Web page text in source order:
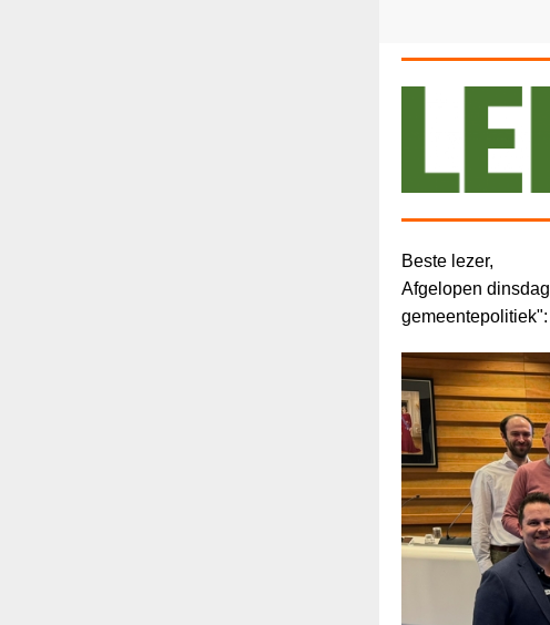
Beste lezer,
Afgelopen